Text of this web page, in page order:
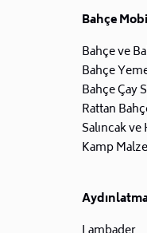
Bahçe
Bahçe ve
Bahçe
Bahçe Çay
Rattan
Salıncak ve
Kamp